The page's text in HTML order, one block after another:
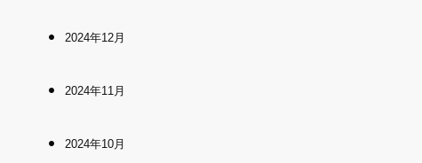
2024年12月
2024年11月
2024年10月